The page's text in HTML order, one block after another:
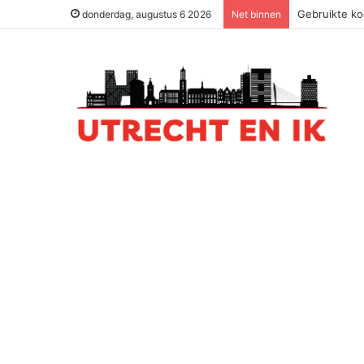
donderdag, augustus 6 2026 Net binnen Gebruikte